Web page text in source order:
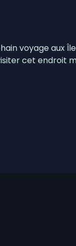
voyage aux
cet endroit